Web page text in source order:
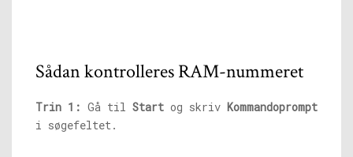
Sådan kontrolleres RAM-nummeret
Trin 1: Gå til Start og skriv Kommandoprompt
i søgefeltet.